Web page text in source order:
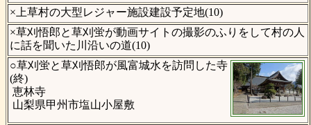
×上草村の大型レジャー施設建設予定地(10)
×草刈悟郎と草刈蛍が動画サイトの撮影のふりをして村の人
に話を聞いた川沿いの道(10)
○草刈蛍と草刈悟郎が風富城水を訪問した寺
(終)
恵林寺
山梨県甲州市塩山小屋敷